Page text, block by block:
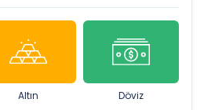
Altın Döviz